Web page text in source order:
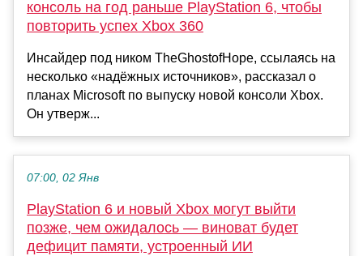
консоль на год раньше PlayStation 6, чтобы
повторить успех Xbox 360
Инсайдер под ником TheGhostofHope, ссылаясь на
несколько «надёжных источников», рассказал о
планах Microsoft по выпуску новой консоли Xbox.
Он утверж...
07:00, 02 Янв
PlayStation 6 и новый Xbox могут выйти
позже, чем ожидалось — виноват будет
дефицит памяти, устроенный ИИ